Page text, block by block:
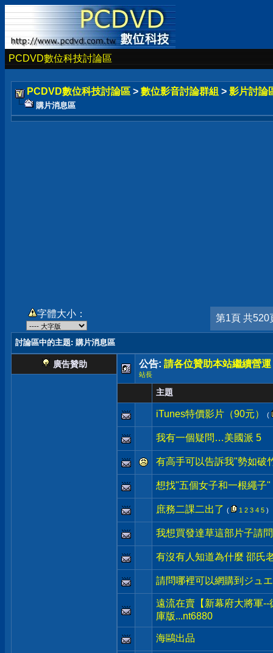
PCDVD數位科技討論區
PCDVD數位科技討論區 > 數位影音討論群組 > 影片討論
購片消息區
字體大小： 第1頁 共520
討論區中的主題: 購片消息區
廣告贊助 公告: 請各位贊助本站繼續營運
站長
主題
iTunes特價影片（90元） (
我有一個疑問…美國派 5
有高手可以告訴我"勢如破
想找"五個女子和一根繩子"
庶務二課二出了 ( 1 2 3 4 5 )
我想買發達草這部片子請
有沒有人知道為什麼 邵氏
請問哪裡可以網購到ジュ
遠流在賣【新幕府大將軍
庫版...nt6880
海鷗出品